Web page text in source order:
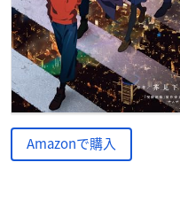
Amazonで購入